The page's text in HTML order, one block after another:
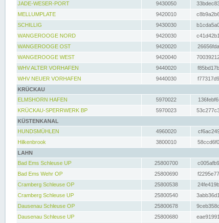
JADE-WESER-PORT
9430050
MELLUMPLATE
9420010
SCHILLIG
9430030
WANGEROOGE NORD
9420030
WANGEROOGE OST
9420020
WANGEROOGE WEST
9420040
WHV ALTER VORHAFEN
9440020
WHV NEUER VORHAFEN
9440030
KRÜCKAU
ELMSHORN HAFEN
5970022
KRÜCKAU-SPERRWERK BP
5970023
KÜSTENKANAL
HUNDSMÜHLEN
4960020
Hilkenbrook
3800010
LAHN
Bad Ems Schleuse UP
25800700
Bad Ems Wehr OP
25800690
Cramberg Schleuse OP
25800538
Cramberg Schleuse UP
25800540
Dausenau Schleuse OP
25800678
Dausenau Schleuse UP
25800680